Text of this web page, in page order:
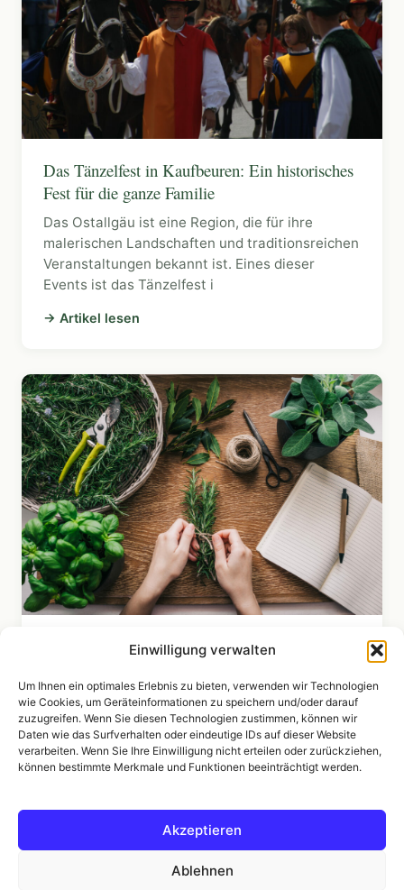
Einwilligung verwalten
Um Ihnen ein optimales Erlebnis zu bieten, verwenden wir Technologien
wie Cookies, um Geräteinformationen zu speichern und/oder darauf
zuzugreifen. Wenn Sie diesen Technologien zustimmen, können wir
Daten wie das Surfverhalten oder eindeutige IDs auf dieser Website
verarbeiten. Wenn Sie Ihre Einwilligung nicht erteilen oder zurückziehen,
können bestimmte Merkmale und Funktionen beeinträchtigt werden.
Akzeptieren
Ablehnen
Das Tänzelfest in Kaufbeuren: Ein historisches
Fest für die ganze Familie
Das Ostallgäu ist eine Region, die für ihre
malerischen Landschaften und traditionsreichen
Veranstaltungen bekannt ist. Eines dieser
Events ist das Tänzelfest i
→ Artikel lesen
Wildkräuter und regionale Produkte: Eine
Spezialitäten aus dem Ostallgäu
Das Ostallgäu ist ein wahres Paradies für
Feinschmecker und Naturliebhaber. Hier
wachsen unzählige Wildkräuter und regionale